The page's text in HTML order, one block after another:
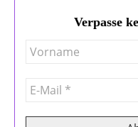
Verpasse